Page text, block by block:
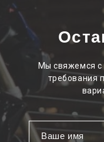
Мы свяжемся с
требования